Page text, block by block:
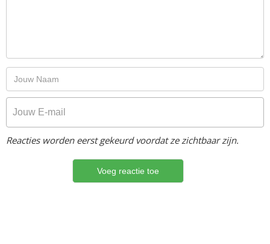
Reacties worden eerst gekeurd voordat ze zichtbaar zijn.